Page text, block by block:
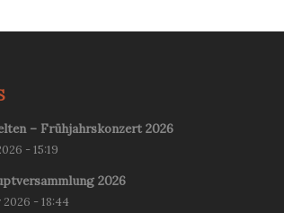
– Frühjahrskonzert 2026
- 15:19
2026
- 18:44